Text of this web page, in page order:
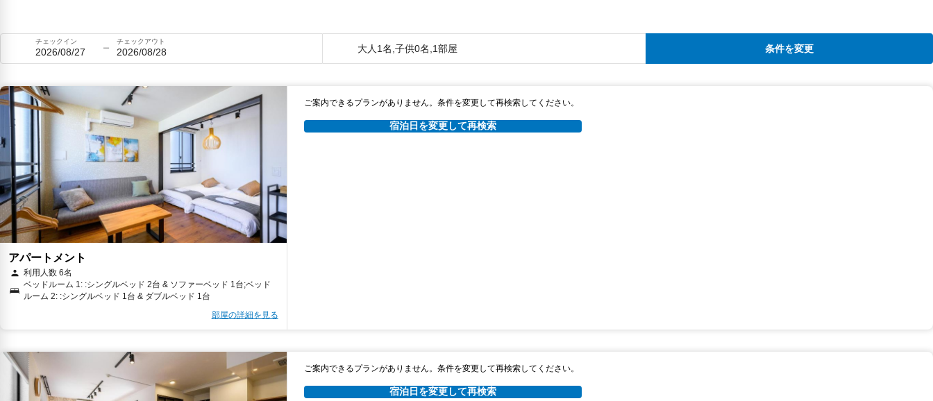
チェックイン
2026/08/27
チェックアウト
2026/08/28 大人1名,子供0名,1部屋 条件を変更
アパートメント
利用人数 6名
ベッドルーム 1: :シングルベッド 2台 & ソファーベッド 1台;ベッド
ルーム 2: :シングルベッド 1台 & ダブルベッド 1台
部屋の詳細を見る
ご案内できるプランがありません。条件を変更して再検索してください。
宿泊日を変更して再検索
ご案内できるプランがありません。条件を変更して再検索してください。
宿泊日を変更して再検索